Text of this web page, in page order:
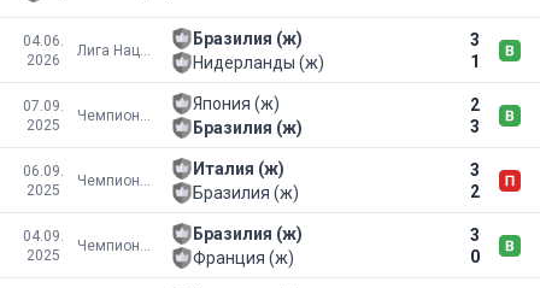
04.06.
2026
Лига Наций
Бразилия (ж)
3
1
Нидерланды (ж)
07.09.
2025
Чемпионат мира
Япония (ж)
2
3
Бразилия (ж)
06.09.
2025
Чемпионат мира
Италия (ж)
3
2
Бразилия (ж)
04.09.
2025
Чемпионат мира
Бразилия (ж)
3
0
Франция (ж)